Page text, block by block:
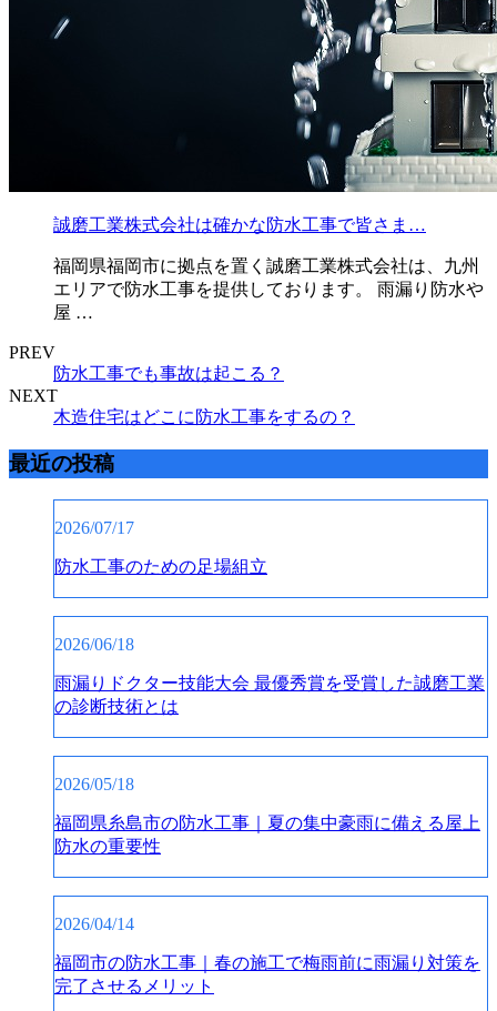
誠磨工業株式会社は確かな防水工事で皆さま…
福岡県福岡市に拠点を置く誠磨工業株式会社は、九州
エリアで防水工事を提供しております。 雨漏り防水や
屋 …
PREV
防水工事でも事故は起こる？
NEXT
木造住宅はどこに防水工事をするの？
最近の投稿
2026/07/17
防水工事のための足場組立
2026/06/18
雨漏りドクター技能大会 最優秀賞を受賞した誠磨工業
の診断技術とは
2026/05/18
福岡県糸島市の防水工事｜夏の集中豪雨に備える屋上
防水の重要性
2026/04/14
福岡市の防水工事｜春の施工で梅雨前に雨漏り対策を
完了させるメリット